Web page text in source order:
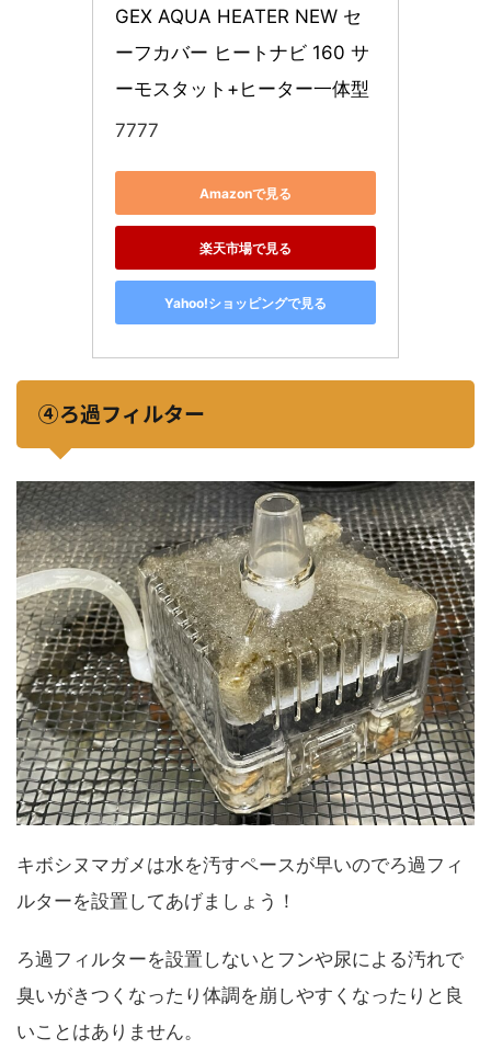
GEX AQUA HEATER NEW セ
ーフカバー ヒートナビ 160 サ
ーモスタット+ヒーター一体型
7777
Amazonで見る
楽天市場で見る
Yahoo!ショッピングで見る
④ろ過フィルター
キボシヌマガメは水を汚すペースが早いのでろ過フィ
ルターを設置してあげましょう！
ろ過フィルターを設置しないとフンや尿による汚れで
臭いがきつくなったり体調を崩しやすくなったりと良
いことはありません。